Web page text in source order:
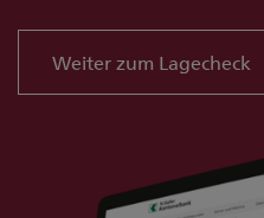
Weiter zum Lagecheck